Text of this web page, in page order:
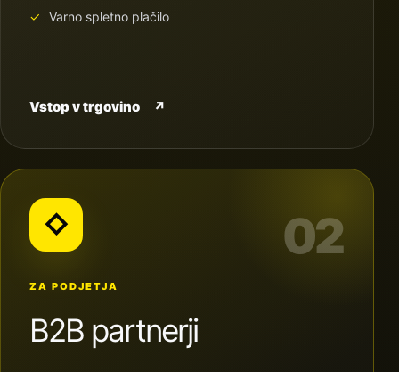
Varno spletno plačilo
Vstop v trgovino ↗
02
◇
ZA PODJETJA
B2B partnerji